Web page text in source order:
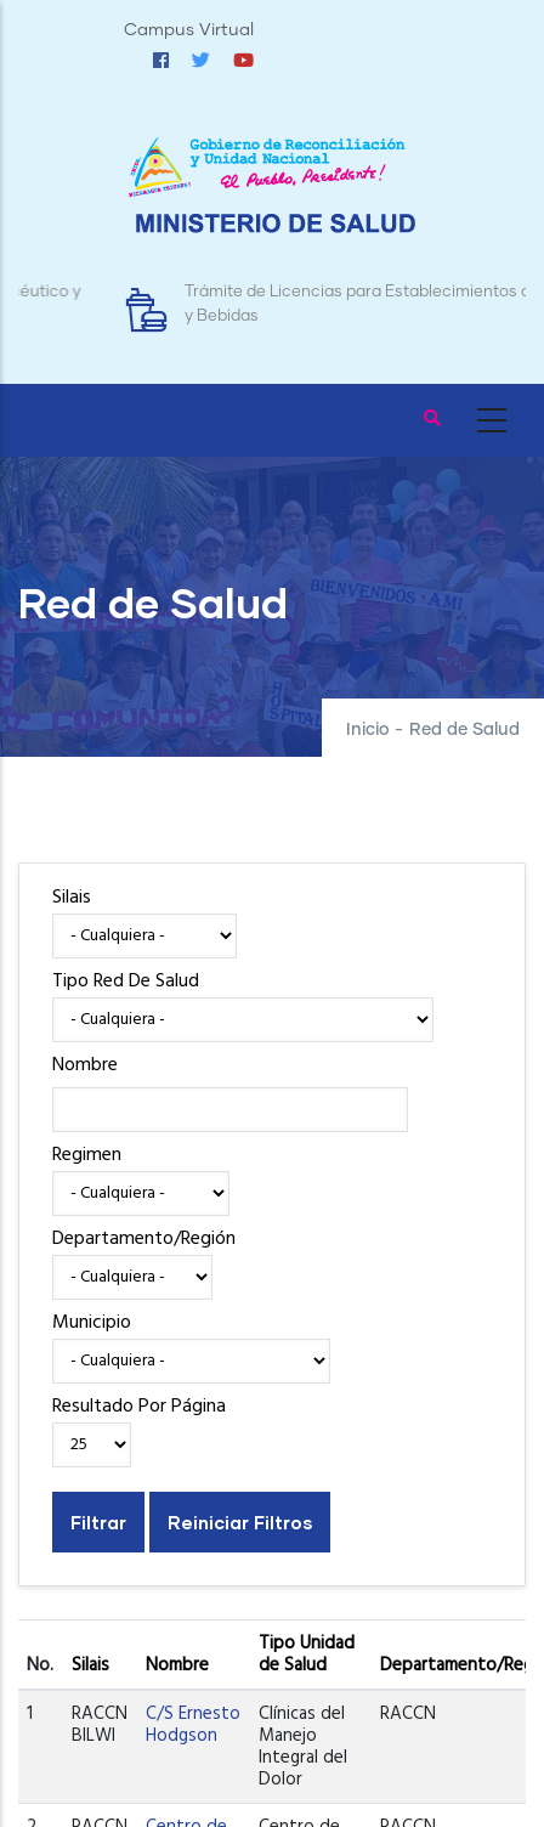
Campus Virtual
Trámite de Licencias para Establecimientos de Alimentos
y Bebidas
Red de Salud
Inicio - Red de Salud
Silais
Tipo Red De Salud
Nombre
Regimen
Departamento/Región
Municipio
Resultado Por Página
No. Silais Nombre
Tipo Unidad
de Salud
Departamento/
1
RACCN
BILWI
C/S Ernesto
Hodgson
Clínicas del
Manejo
Integral del
Dolor
RACCN